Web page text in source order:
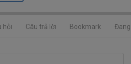
hỏi Câu trả lời Bookmark